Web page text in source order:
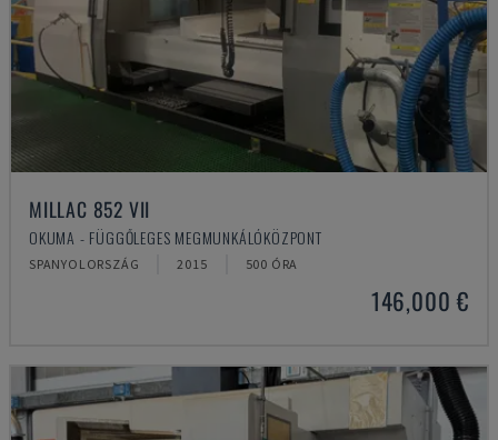
MILLAC 852 VII
OKUMA - FÜGGŐLEGES MEGMUNKÁLÓKÖZPONT
SPANYOLORSZÁG 2015 500 ÓRA
146,000 €